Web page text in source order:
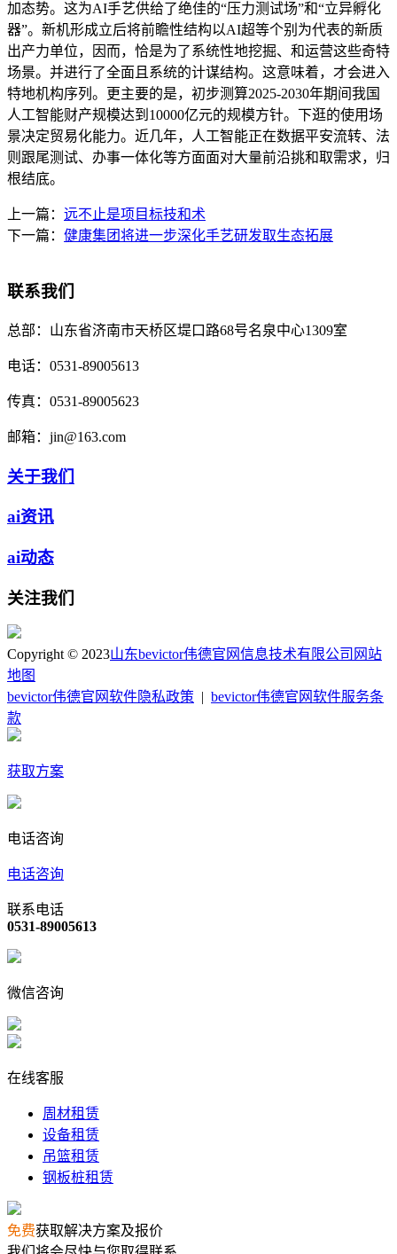
加态势。这为AI手艺供给了绝佳的“压力测试场”和“立异孵化
器”。新机形成立后将前瞻性结构以AI超等个别为代表的新质
出产力单位，因而，恰是为了系统性地挖掘、和运营这些奇特
场景。并进行了全面且系统的计谋结构。这意味着，才会进入
特地机构序列。更主要的是，初步测算2025-2030年期间我国
人工智能财产规模达到10000亿元的规模方针。下逛的使用场
景决定贸易化能力。近几年，人工智能正在数据平安流转、法
则跟尾测试、办事一体化等方面面对大量前沿挑和取需求，归
根结底。
上一篇： 远不止是项目标技和术
下一篇： 健康集团将进一步深化手艺研发取生态拓展
联系我们
总部： 山东省济南市天桥区堤口路68号名泉中心1309室
电话： 0531-89005613
传真： 0531-89005623
邮箱： jin@163.com
关于我们
ai资讯
ai动态
关注我们
Copyright © 2023山东bevictor伟德官网信息技术有限公司 网站
地图
bevictor伟德官网软件隐私政策
bevictor伟德官网软件服务条
款
获取方案
电话咨询
电话咨询
联系电话
0531-89005613
微信咨询
在线客服
周材租赁
设备租赁
吊篮租赁
钢板桩租赁
免费获取解决方案及报价